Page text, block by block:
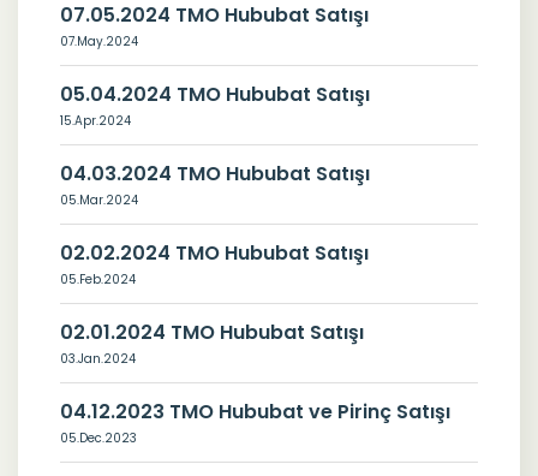
07.05.2024 TMO Hububat Satışı
07.May.2024
05.04.2024 TMO Hububat Satışı
15.Apr.2024
04.03.2024 TMO Hububat Satışı
05.Mar.2024
02.02.2024 TMO Hububat Satışı
05.Feb.2024
02.01.2024 TMO Hububat Satışı
03.Jan.2024
04.12.2023 TMO Hububat ve Pirinç Satışı
05.Dec.2023